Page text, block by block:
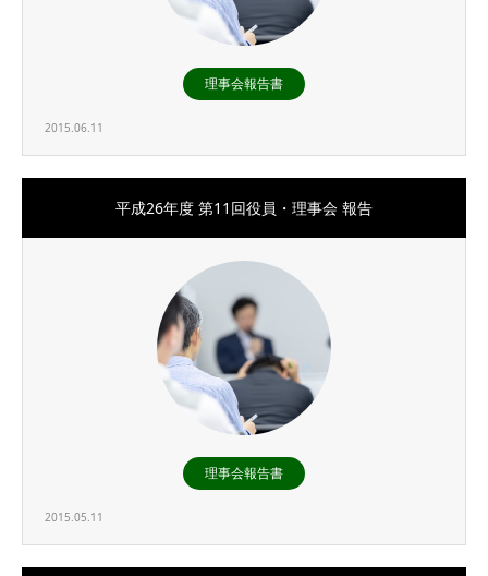
理事会報告書
2015.06.11
平成26年度 第11回役員・理事会 報告
理事会報告書
2015.05.11